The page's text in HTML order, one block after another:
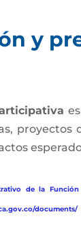
y
proyectos
de la
documents/